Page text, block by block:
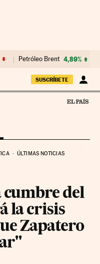
Petróleo Brent 4,89%
SUSCRÍBETE
ÚLTIMAS NOTICIAS
cumbre del
la crisis
Zapatero